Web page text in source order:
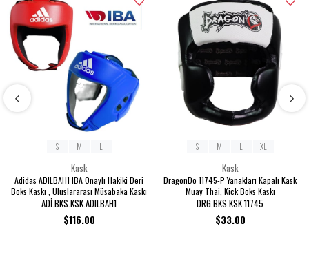
Kask
Adidas ADILBAH1 IBA Onaylı Hakiki Deri
Boks Kaskı , Uluslararası Müsabaka Kaskı
ADİ.BKS.KSK.ADILBAH1
$116.00
S M L
Kask
DragonDo 11745-P Yanakları Kapalı Kask
Muay Thai, Kick Boks Kaskı
DRG.BKS.KSK.11745
$33.00
S M L XL